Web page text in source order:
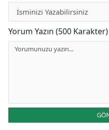
Yorum Yazın (500 Karakter)